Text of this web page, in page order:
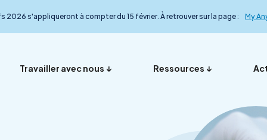
2026 s'appliqueront à compter du 15 février. À retrouver sur la page : My
Travailler avec nous Ressources